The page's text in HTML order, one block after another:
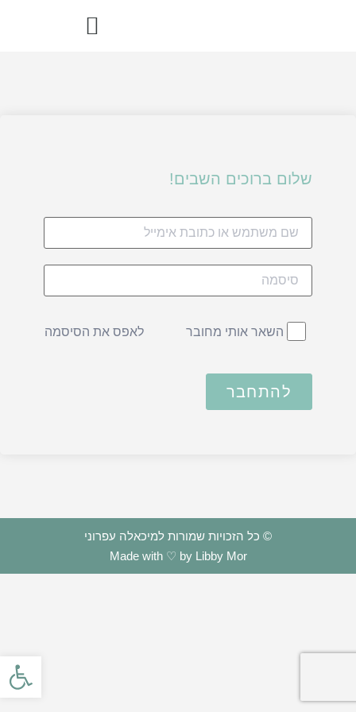
שלום ברוכים השבים!
השאר אותי מחובר לאפס את הסיסמה
להתחבר
© כל הזכויות שמורות למיכאלה עפרוני
Made with ♡ by Libby Mor
פתח